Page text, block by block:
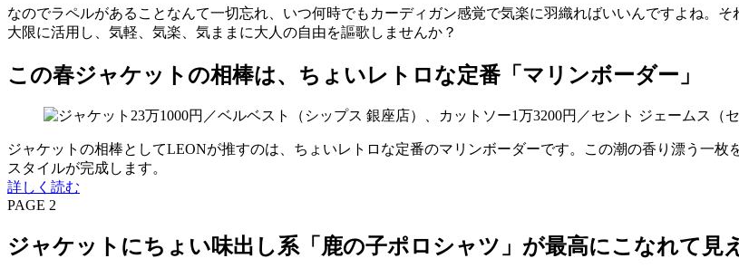
なのでラペルがあることなんて一切忘れ、いつ何時でもカーディガン感覚で気楽に羽織ればいいんですよね。
大限に活用し、気軽、気楽、気ままに大人の自由を謳歌しませんか？
この春ジャケットの相棒は、ちょいレトロな定番「マリンボーダー」
ジャケットの相棒としてLEONが推すのは、ちょいレトロな定番のマリンボーダーです。この潮の香り漂う一
スタイルが完成します。
詳しく読む
PAGE 2
ジャケットにちょい味出し系「鹿の子ポロシャツ」が最高にこなれて見